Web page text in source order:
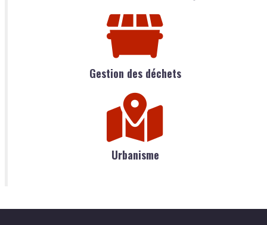
Gestion des déchets
Urbanisme